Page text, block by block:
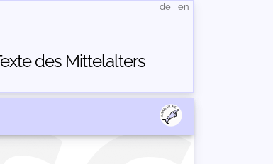
des Mittelalters
de en